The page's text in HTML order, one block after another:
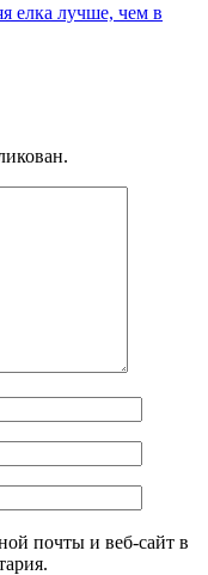
елка лучше, чем в
почты и веб-сайт в